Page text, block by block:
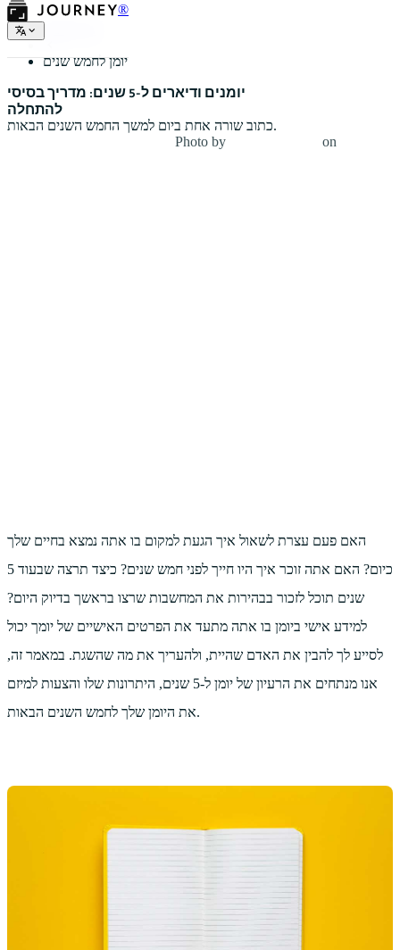
®
סוגי יומנים
יומן לחמש שנים
יומנים ודיארים ל-5 שנים: מדריך בסיסי
להתחלה
כתוב שורה אחת ביום למשך החמש השנים הבאות.
Photo by
on
האם פעם עצרת לשאול איך הגעת למקום בו אתה נמצא בחיים שלך
כיום? האם אתה זוכר איך היו חייך לפני חמש שנים? כיצד תרצה שבעוד 5
שנים תוכל לזכור בבהירות את המחשבות שרצו בראשך בדיוק היום?
למידע אישי ביומן בו אתה מתעד את הפרטים האישיים של יומך יכול
לסייע לך להבין את האדם שהיית, ולהעריך את מה שהשגת. במאמר זה,
אנו מנתחים את הרעיון של יומן ל-5 שנים, היתרונות שלו והצעות למיזם
את היומן שלך לחמש השנים הבאות.